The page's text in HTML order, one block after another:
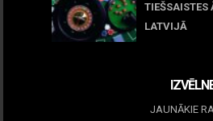
LATVIJĀ
JAUNĀKIE